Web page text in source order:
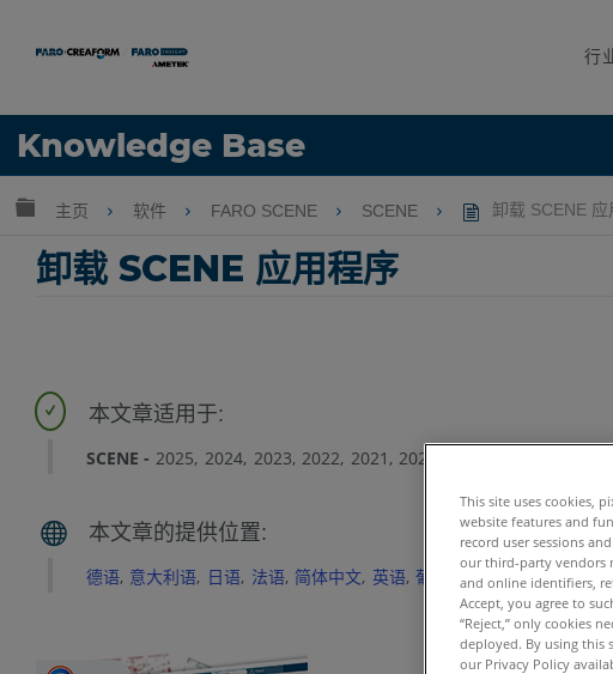
行
Knowledge Base
语言
扩展/隐缩全局层次
主页 软件 FARO SCENE SCENE 卸载 SCENE 应
卸载 SCENE 应用程序
SCENE 2025 2024 2023 2022 2021 2020
德语 意大利语 日语 法语 简体中文 英语 葡萄牙语 西班牙语 韩语
This site uses cookies,
website features and
record user sessions
our third-party vendors
and online identifiers,
Accept, you agree to
“Reject,” only cookies
deployed. By using this
our Privacy Policy